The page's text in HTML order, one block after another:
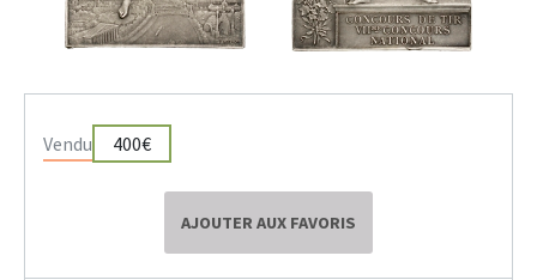
Vendu 400€
AJOUTER AUX FAVORIS